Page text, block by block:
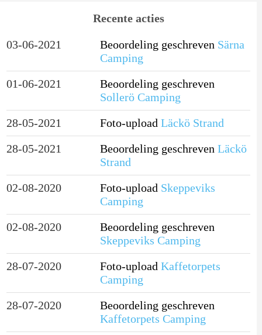
Recente acties
03-06-2021 Beoordeling geschreven Särna
Camping
01-06-2021
Beoordeling geschreven
Sollerö Camping
28-05-2021
Foto-upload Läckö Strand
28-05-2021
Beoordeling geschreven Läckö
Strand
02-08-2020
Foto-upload Skeppeviks
Camping
02-08-2020
Beoordeling geschreven
Skeppeviks Camping
28-07-2020
Foto-upload Kaffetorpets
Camping
28-07-2020
Beoordeling geschreven
Kaffetorpets Camping